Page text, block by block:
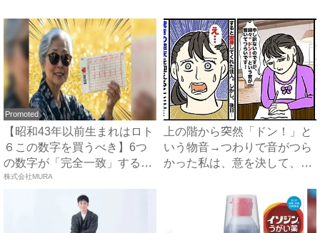
Promoted
【昭和43年以前生まれはロト
６この数字を買うべき】6つ
の数字が「完全一致」する
方...
株式会社MURA
上の階から突然「ドン！」と
いう物音→つわりで音がつら
かった私は、意を決して、手